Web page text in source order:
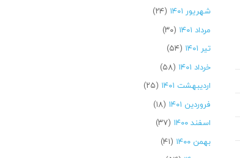
شهریور ۱۴۰۱
(۲۴)
مرداد ۱۴۰۱
(۳۰)
تیر ۱۴۰۱
(۵۴)
خرداد ۱۴۰۱
(۵۸)
اردیبهشت ۱۴۰۱
(۲۵)
فروردین ۱۴۰۱
(۱۸)
اسفند ۱۴۰۰
(۳۷)
بهمن ۱۴۰۰
(۴۱)